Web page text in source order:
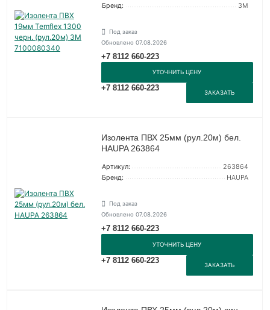
Бренд:
3М
Под заказ
Обновлено 07.08.2026
+7 8112 660-223
УТОЧНИТЬ ЦЕНУ
+7 8112 660-223
ЗАКАЗАТЬ
Изолента ПВХ 25мм (рул.20м) бел.
HAUPA 263864
Артикул:
263864
Бренд:
HAUPA
Под заказ
Обновлено 07.08.2026
+7 8112 660-223
УТОЧНИТЬ ЦЕНУ
+7 8112 660-223
ЗАКАЗАТЬ